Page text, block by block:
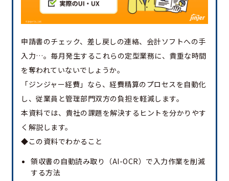
申請書のチェック、差し戻しの連絡、会計ソフトへの手
入力…。毎月発生するこれらの定型業務に、貴重な時間
を奪われていないでしょうか。
「ジンジャー経費」なら、経費精算のプロセスを自動化
し、従業員と管理部門双方の負担を軽減します。
本資料では、貴社の課題を解決するヒントを分かりやす
く解説します。
◆この資料でわかること
領収書の自動読み取り（AI-OCR）で入力作業を削減
する方法